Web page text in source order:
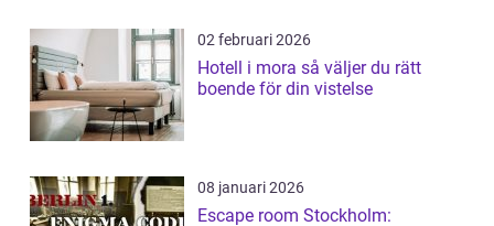
02 februari 2026
Hotell i mora så väljer du rätt
boende för din vistelse
08 januari 2026
Escape room Stockholm: